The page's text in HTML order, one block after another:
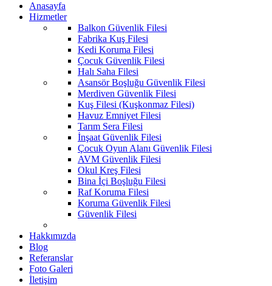
Anasayfa
Hizmetler
Balkon Güvenlik Filesi
Fabrika Kuş Filesi
Kedi Koruma Filesi
Çocuk Güvenlik Filesi
Halı Saha Filesi
Asansör Boşluğu Güvenlik Filesi
Merdiven Güvenlik Filesi
Kuş Filesi (Kuşkonmaz Filesi)
Havuz Emniyet Filesi
Tarım Sera Filesi
İnşaat Güvenlik Filesi
Çocuk Oyun Alanı Güvenlik Filesi
AVM Güvenlik Filesi
Okul Kreş Filesi
Bina İçi Boşluğu Filesi
Raf Koruma Filesi
Koruma Güvenlik Filesi
Güvenlik Filesi
Hakkımızda
Blog
Referanslar
Foto Galeri
İletişim